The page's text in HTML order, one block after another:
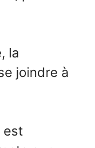
la
joindre à
est